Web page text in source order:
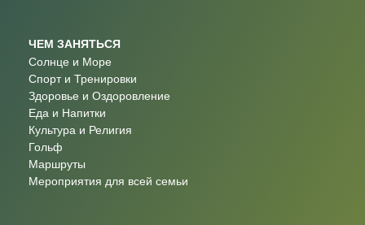
ЧЕМ ЗАНЯТЬСЯ
Солнце и Море
Спорт и Тренировки
Здоровье и Оздоровление
Еда и Напитки
Культура и Религия
Гольф
Маршруты
Мероприятия для всей семьи